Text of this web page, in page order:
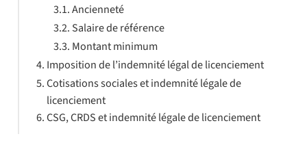
Ancienneté
Salaire de référence
Montant minimum
Imposition de l’indemnité légal de licenciement
Cotisations sociales et indemnité légale de
licenciement
CSG, CRDS et indemnité légale de licenciement